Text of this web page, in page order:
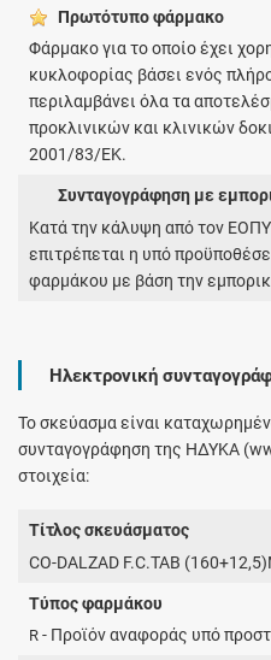
Πρωτότυπο φάρμακo
Φάρμακο για το οποίο έχει
κυκλοφορίας βάσει ενός
περιλαμβάνει όλα τα
προκλινικών και κλινικών
2001/83/ΕΚ.
Συνταγογράφηση με
Κατά την κάλυψη από τον
επιτρέπεται η υπό
φαρμάκου με βάση την
Ηλεκτρονική
Το σκεύασμα είναι
συνταγογράφηση της ΗΔΥΚΑ
στοιχεία:
Τίτλος σκευάσματος
CO-DALZAD F.C.TAB
Τύπος φαρμάκου
R - Προϊόν αναφοράς υπό